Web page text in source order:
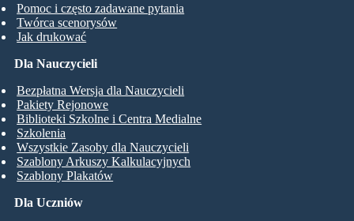
Pomoc i często zadawane pytania
Twórca scenorysów
Jak drukować
Dla Uczniów
Dla Nauczycieli
Bezpłatna Wersja dla Nauczycieli
Pakiety Rejonowe
Biblioteki Szkolne i Centra Medialne
Szkolenia
Wszystkie Zasoby dla Nauczycieli
Szablony Arkuszy Kalkulacyjnych
Szablony Plakatów